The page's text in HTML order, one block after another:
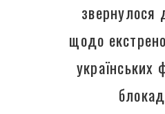
звернулося
щодо
українських